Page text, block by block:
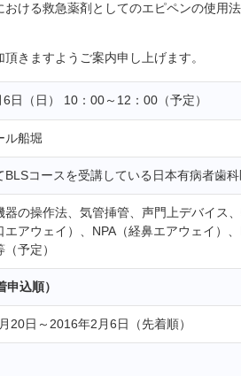
ける救急薬剤としてのエピペンの使用
きますようご案内申し上げます。
日（日） 10：00～12：00（予定）
ル船堀
BLSコースを受講している日本有病者歯
器の操作法、気管挿管、声門上デバイス
エアウェイ）、NPA（経鼻エアウェイ）、
予定）
込順）
20日～2016年2月6日（先着順）